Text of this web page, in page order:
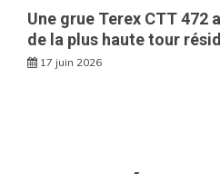
Une grue Terex CTT 472
de la plus haute tour
17 juin 2026